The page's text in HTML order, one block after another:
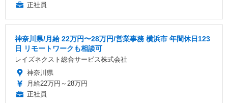
正社員
神奈川県/月給 22万円〜28万円/営業事務 横浜市 年間休日123
日 リモートワークも相談可
レイズネクスト総合サービス株式会社
神奈川県
月給22万円～28万円
正社員